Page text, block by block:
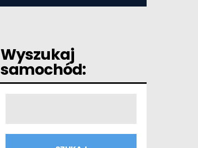
Wyszukaj
samochód: